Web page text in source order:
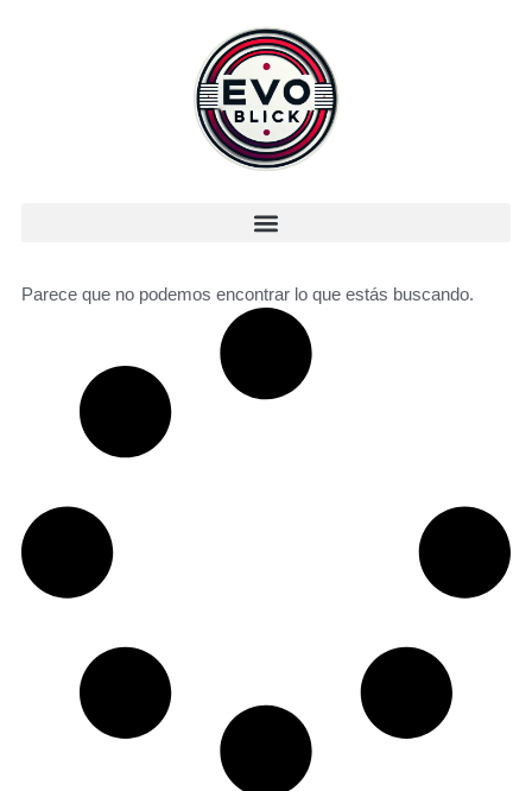
Parece que no podemos encontrar lo que estás buscando.